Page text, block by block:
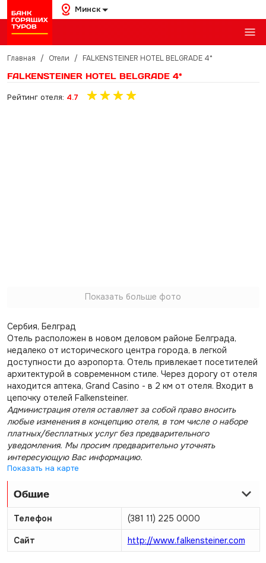
Минск
Главная / Отели / FALKENSTEINER HOTEL BELGRADE 4*
FALKENSTEINER HOTEL BELGRADE 4*
Рейтинг отеля: 4.7
Показать больше фото
Сербия, Белград
Отель расположен в новом деловом районе Белграда,
недалеко от исторического центра города, в легкой
доступности до аэропорта. Отель привлекает посетителей
архитектурой в современном стиле. Через дорогу от отеля
находится аптека, Grand Casino - в 2 км от отеля. Входит в
цепочку отелей Falkensteiner.
Администрация отеля оставляет за собой право вносить
любые изменения в концепцию отеля, в том числе о наборе
платных/бесплатных услуг без предварительного
уведомления. Мы просим предварительно уточнять
интересующую Вас информацию.
Показать на карте
Общие
Телефон (381 11) 225 0000
Сайт http://www.falkensteiner.com